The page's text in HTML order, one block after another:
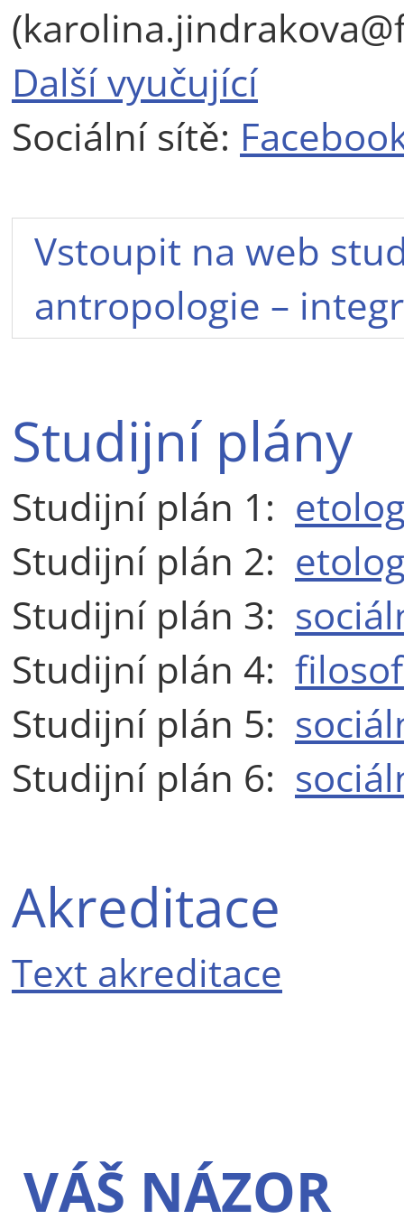
Další vyučující
Sociální sítě:
Vstoupit na web
antropologie –
Studijní plány
Studijní plán 1:
Studijní plán 2:
Studijní plán 3:
Studijní plán 4:
Studijní plán 5:
Studijní plán 6:
Akreditace
Text akreditace
VÁŠ NÁZOR